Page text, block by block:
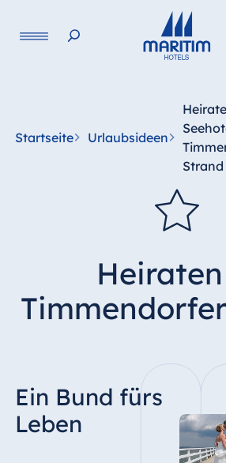
Startseite Urlaubsideen
Strand
Ein Bund fürs
Leben